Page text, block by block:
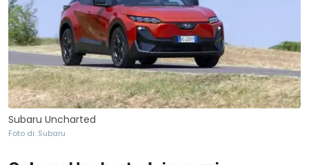
Subaru Uncharted
Foto di: Subaru